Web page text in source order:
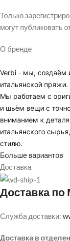
Только
могут публиковать
О бренде
Verbi - мы, создаём
итальянской пряжи.
Мы работаем с
и шьём вещи с
вниманием к
итальянского
стилю.
Больше вариантов
Доставка
Доставка
Служба доставки:
Доставка в